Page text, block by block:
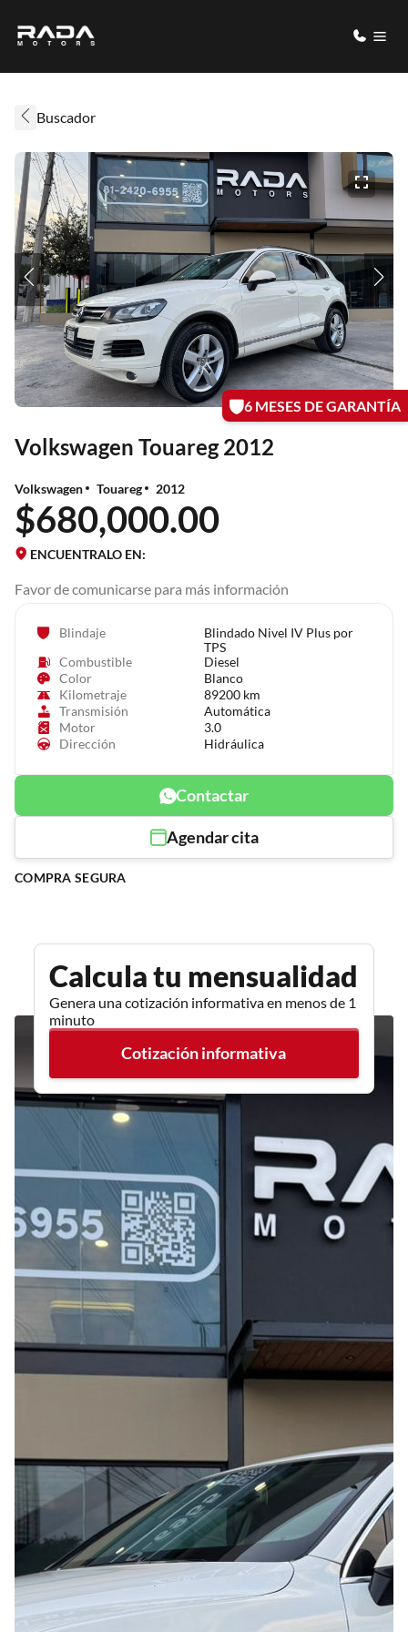
Buscador
Volkswagen Touareg 2012
6 MESES DE GARANTÍA
Volkswagen Touareg 2012
$680,000.00
ENCUENTRALO EN:
Favor de comunicarse para más información
Blindaje
Blindado Nivel IV Plus por
TPS
Combustible
Diesel
Color
Blanco
Kilometraje
89200 km
Transmisión
Automática
Motor
3.0
Dirección
Hidráulica
Contactar
Agendar cita
COMPRA SEGURA
Calcula tu mensualidad
Genera una cotización informativa en menos de 1
minuto
Cotización informativa